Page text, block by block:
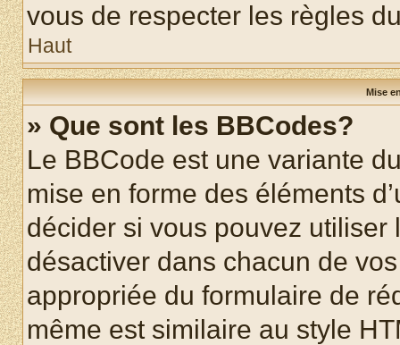
vous de respecter les règles
Haut
Mise
» Que sont les BBCodes?
Le BBCode est une variante
mise en forme des éléments
décider si vous pouvez
désactiver dans chacun de
appropriée du formulaire de
même est similaire au style